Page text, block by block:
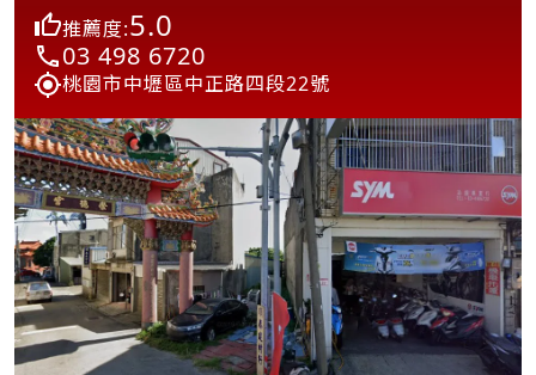
推薦度:5.0
03 498 6720
桃園市中壢區中正路四段22號